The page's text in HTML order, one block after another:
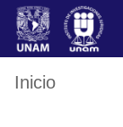
Skip
content
Inicio